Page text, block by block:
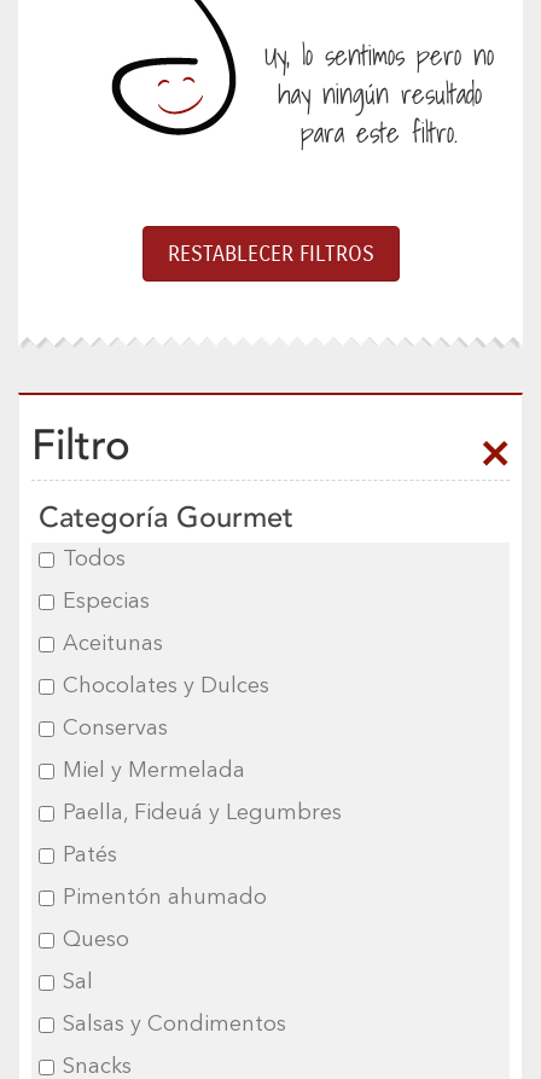
Uy, lo sentimos pero no
hay ningún resultado
para este filtro.
Filtro
Categoría Gourmet
Todos
Especias
Aceitunas
Chocolates y Dulces
Conservas
Miel y Mermelada
Paella, Fideuá y Legumbres
Patés
Pimentón ahumado
Queso
Sal
Salsas y Condimentos
Snacks